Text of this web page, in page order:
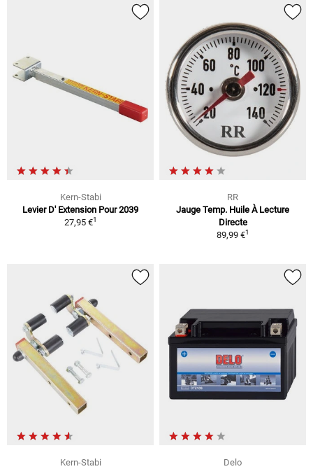
Kern-Stabi
Levier D' Extension Pour 2039
27,95 €1
RR
Jauge Temp. Huile À Lecture
Directe
89,99 €1
Kern-Stabi Delo